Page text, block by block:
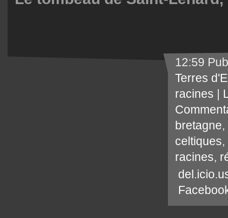
12:59
Terres
racines |
bretagne,
celtiques,
racines,